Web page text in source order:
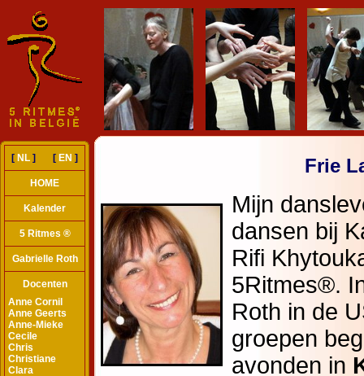
[ NL ] [ EN ]
HOME
Kalender
5 Ritmes ®
Gabrielle Roth
Docenten
Anne Cornil
Anne Geerts
Anne-Mieke
Cecile
Chris
Christiane
Clara
Frie